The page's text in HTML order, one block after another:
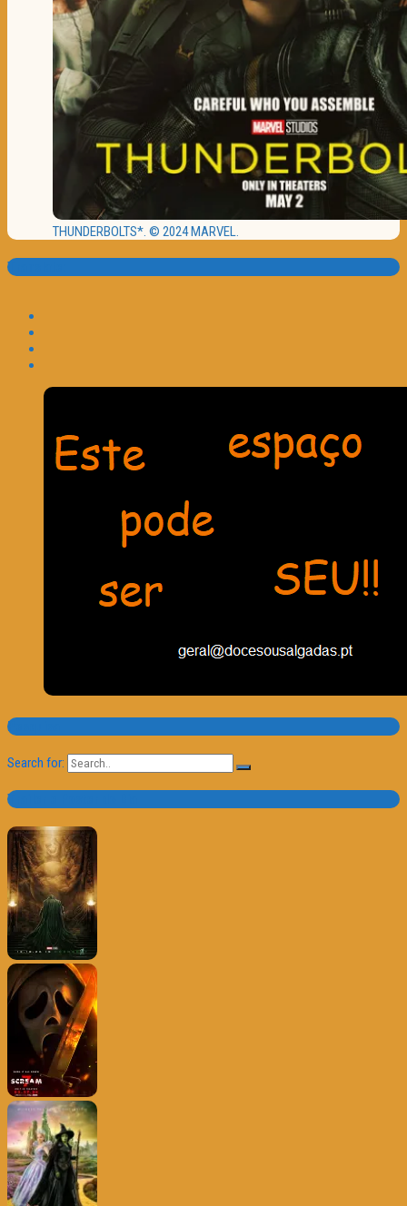
THUNDERBOLTS*. © 2024 MARVEL.
Translate:
Pesquisa
Search for:
Trailer e Poster do Dia